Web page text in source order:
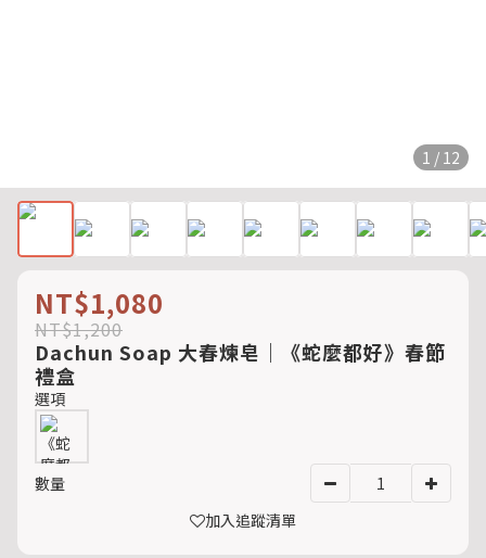
1 / 12
NT$1,080
NT$1,200
Dachun Soap 大春煉皂｜《蛇麼都好》春節
禮盒
選項
數量
加入追蹤清單